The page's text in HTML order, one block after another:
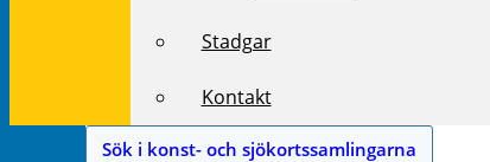
Stadgar
Kontakt
Sök i konst- och sjökortssamlingarna